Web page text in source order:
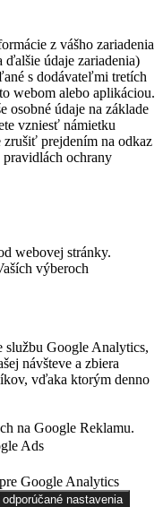
z vášho zariadenia
údaje zariadenia)
s dodávateľmi tretích
webom alebo aplikáciou.
osobné údaje na základe
vzniesť námietku
zrušiť prejdením na odkaz
ochrany
webovej stránky.
výberoch
službu Google Analytics,
návšteve a zbiera
vďaka ktorým denno
na Google Reklamu.
Ads
Google Analytics
odporúčané nastavenia